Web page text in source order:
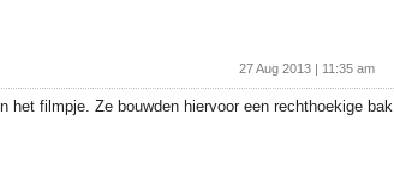
27 Aug 2013 | 11:35 am
filmpje. Ze bouwden hiervoor een rechthoekige bak